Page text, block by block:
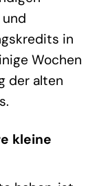
in
Wochen
der alten
kleine